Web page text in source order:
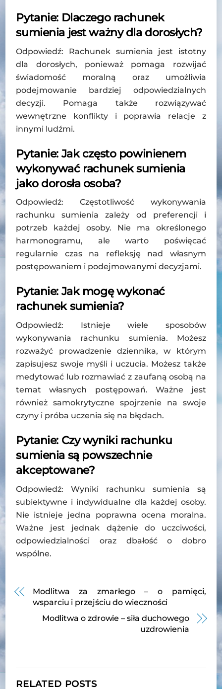
Pytanie: Dlaczego rachunek
sumienia jest ważny dla dorosłych?
Odpowiedź: Rachunek sumienia jest istotny
dla dorosłych, ponieważ pomaga rozwijać
świadomość moralną oraz umożliwia
podejmowanie bardziej odpowiedzialnych
decyzji. Pomaga także rozwiązywać
wewnętrzne konflikty i poprawia relacje z
innymi ludźmi.
Pytanie: Jak często powinienem
wykonywać rachunek sumienia
jako dorosła osoba?
Odpowiedź: Częstotliwość wykonywania
rachunku sumienia zależy od preferencji i
potrzeb każdej osoby. Nie ma określonego
harmonogramu, ale warto poświęcać
regularnie czas na refleksję nad własnym
postępowaniem i podejmowanymi decyzjami.
Pytanie: Jak mogę wykonać
rachunek sumienia?
Odpowiedź: Istnieje wiele sposobów
wykonywania rachunku sumienia. Możesz
rozważyć prowadzenie dziennika, w którym
zapisujesz swoje myśli i uczucia. Możesz także
medytować lub rozmawiać z zaufaną osobą na
temat własnych postępowań. Ważne jest
również samokrytyczne spojrzenie na swoje
czyny i próba uczenia się na błędach.
Pytanie: Czy wyniki rachunku
sumienia są powszechnie
akceptowane?
Odpowiedź: Wyniki rachunku sumienia są
subiektywne i indywidualne dla każdej osoby.
Nie istnieje jedna poprawna ocena moralna.
Ważne jest jednak dążenie do uczciwości,
odpowiedzialności oraz dbałość o dobro
wspólne.
Modlitwa za zmarłego – o pamięci,
wsparciu i przejściu do wieczności
Modlitwa o zdrowie – siła duchowego
uzdrowienia
RELATED POSTS